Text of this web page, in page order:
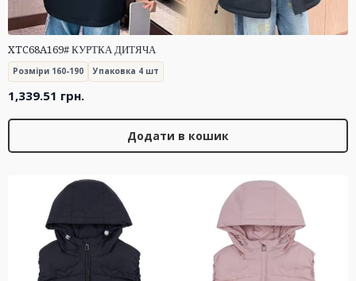
XTC68A169# КУРТКА ДИТЯЧА
Розміри 160-190 Упаковка 4 шт
1,339.51 грн.
Додати в кошик